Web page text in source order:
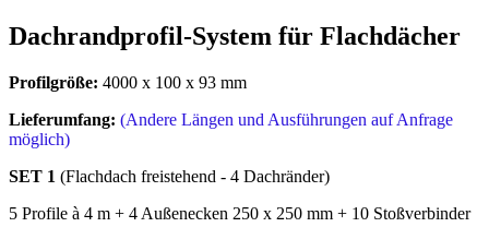
Dachrandprofil-System für Flachdächer
Profilgröße: 4000 x 100 x 93 mm
Lieferumfang: (Andere Längen und Ausführungen auf Anfrage
möglich)
SET 1 (Flachdach freistehend - 4 Dachränder)
5 Profile à 4 m + 4 Außenecken 250 x 250 mm + 10 Stoßverbinder